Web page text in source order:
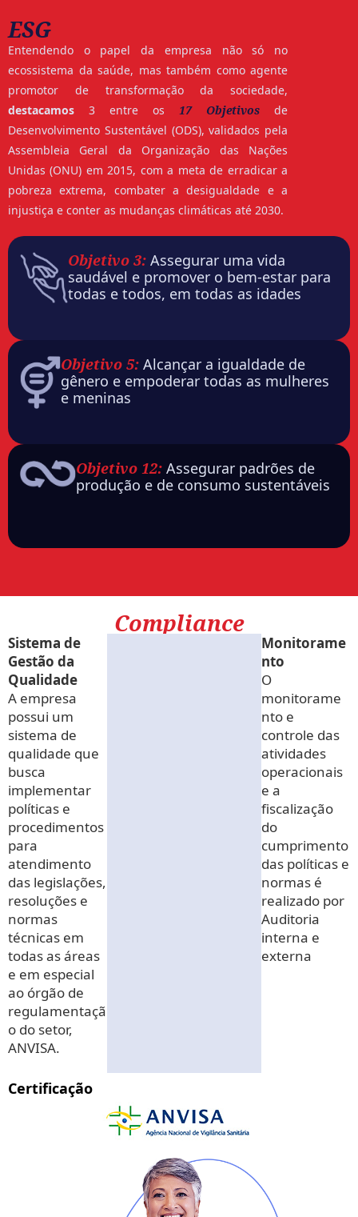
ESG
Entendendo o papel da empresa não só no
ecossistema da saúde, mas também como agente
promotor de transformação da sociedade,
destacamos 3 entre os 17 Objetivos de
Desenvolvimento Sustentável (ODS), validados pela
Assembleia Geral da Organização das Nações
Unidas (ONU) em 2015, com a meta de erradicar a
pobreza extrema, combater a desigualdade e a
injustiça e conter as mudanças climáticas até 2030.
Objetivo 3: Assegurar uma vida
saudável e promover o bem-estar para
todas e todos, em todas as idades
Objetivo 5:Alcançar a igualdade de
gênero e empoderar todas as mulheres
e meninas
Objetivo 12:Assegurar padrões de
produção e de consumo sustentáveis
Compliance
Sistema de
Gestão da
Qualidade
A empresa
possui um
sistema de
qualidade que
busca
implementar
políticas e
procedimentos
para
atendimento
das legislações,
resoluções e
normas
técnicas em
todas as áreas
e em especial
ao órgão de
regulamentaçã
o do setor,
ANVISA.
Monitorame
nto
O
monitorame
nto e
controle das
atividades
operacionais
e a
fiscalização
do
cumprimento
das políticas e
normas é
realizado por
Auditoria
interna e
externa
Certificação